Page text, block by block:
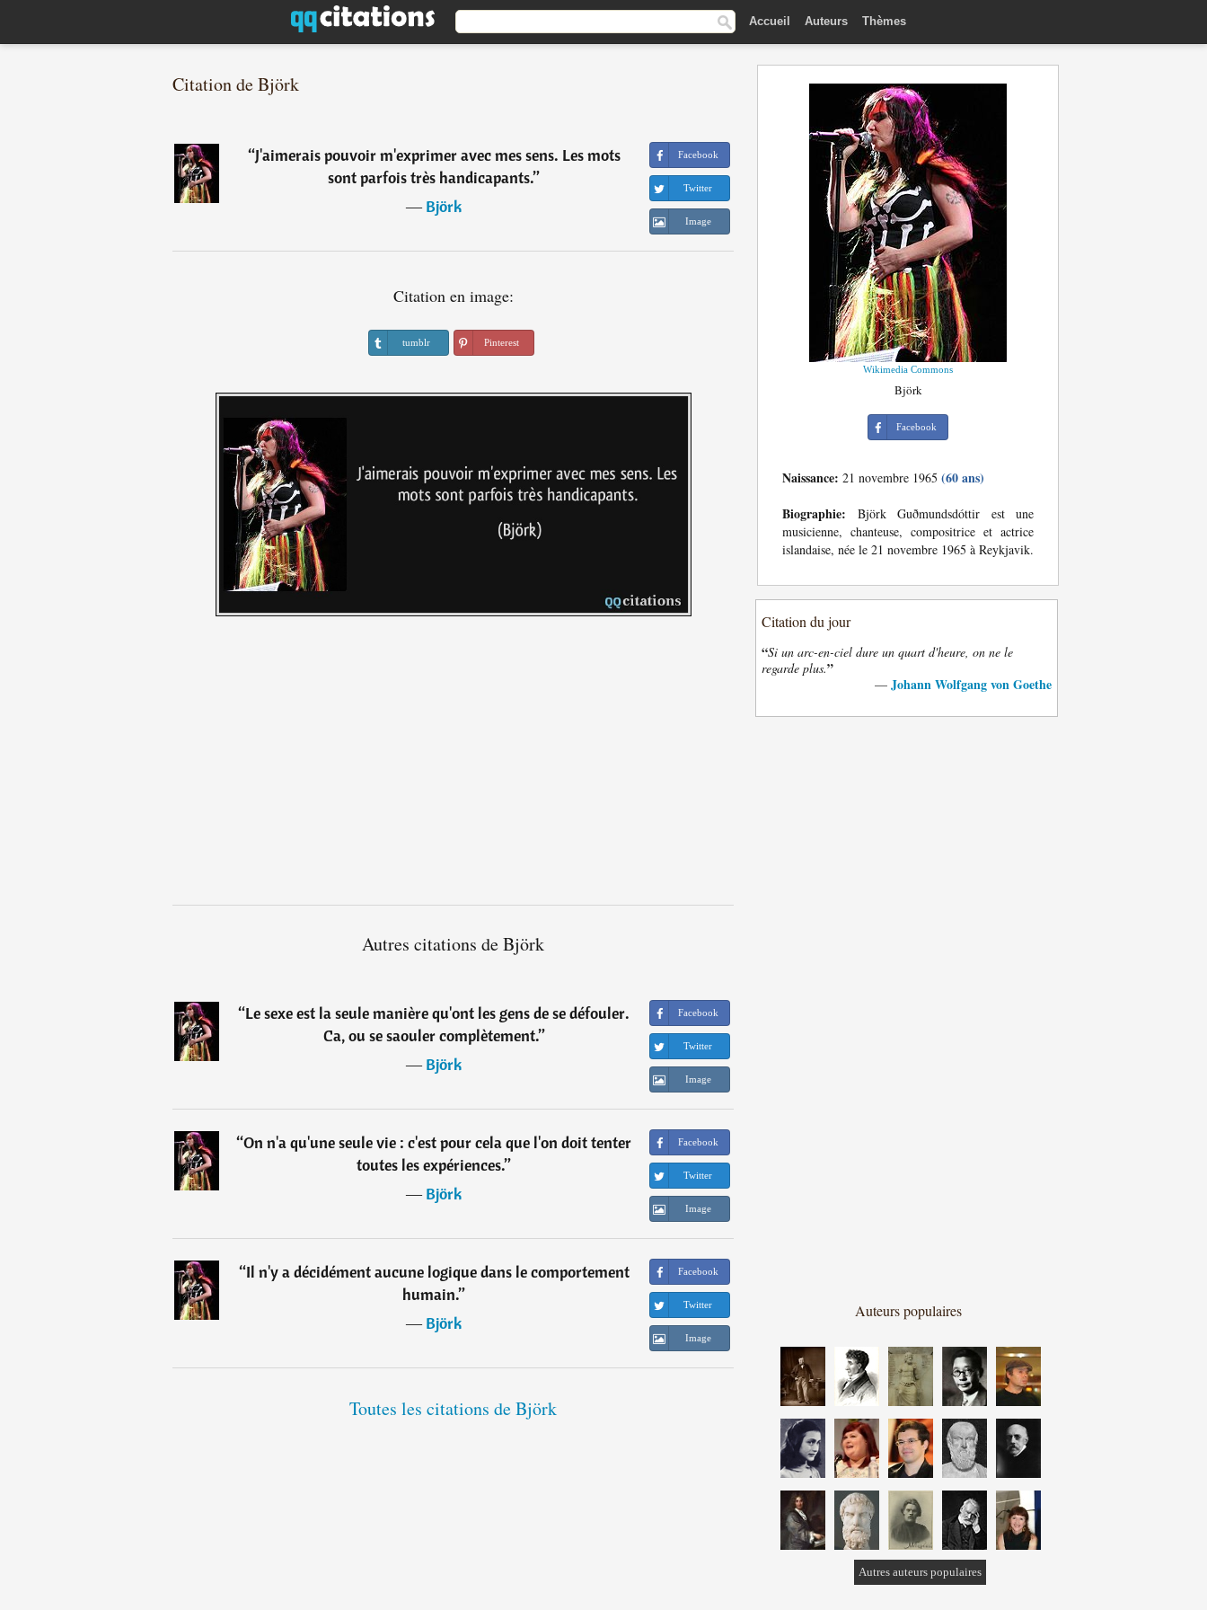
Accueil Auteurs Thèmes
Citation de Björk
“J'aimerais pouvoir m'exprimer avec mes sens. Les mots
sont parfois très handicapants.”
―Björk
Facebook
Twitter
Image
Citation en image:
tumblr Pinterest
Autres citations de Björk
“Le sexe est la seule manière qu'ont les gens de se défouler.
Ca, ou se saouler complètement.”
―Björk
Facebook
Twitter
Image
“On n'a qu'une seule vie : c'est pour cela que l'on doit tenter
toutes les expériences.”
―Björk
Facebook
Twitter
Image
“Il n'y a décidément aucune logique dans le comportement
humain.”
―Björk
Facebook
Twitter
Image
Toutes les citations de Björk
Wikimedia Commons
Björk
Facebook
Naissance: 21 novembre 1965 (60 ans)
Biographie: Björk Guðmundsdóttir est une
musicienne, chanteuse, compositrice et actrice
islandaise, née le 21 novembre 1965 à Reykjavik.
Citation du jour
“Si un arc-en-ciel dure un quart d'heure, on ne le
regarde plus.”
— Johann Wolfgang von Goethe
Auteurs populaires
Autres auteurs populaires